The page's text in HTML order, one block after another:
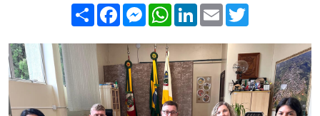
Compartilhar
FacebookMessenger
WhatsApp
LinkedIn
Email